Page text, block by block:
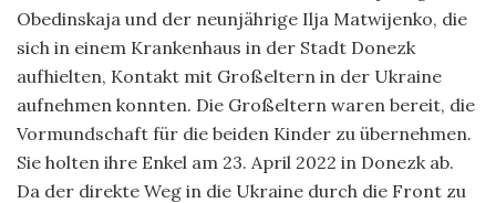
Obedinskaja und der neunjährige Ilja Matwijenko, die
sich in einem Krankenhaus in der Stadt Donezk
aufhielten, Kontakt mit Großeltern in der Ukraine
aufnehmen konnten. Die Großeltern waren bereit, die
Vormundschaft für die beiden Kinder zu übernehmen.
Sie holten ihre Enkel am 23. April 2022 in Donezk ab.
Da der direkte Weg in die Ukraine durch die Front zu